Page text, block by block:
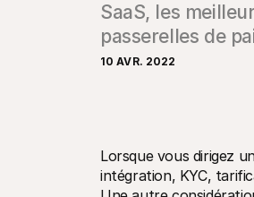
SaaS, les
passerelles de
10 AVR. 2022
Lorsque vous dirigez
intégration, KYC,